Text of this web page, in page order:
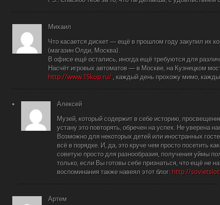
Михаил
Что касается дискет — ещё в прошлом году закупил их
(магазин Олди, Москва).
В офисе ещё остались, иногда ещё требуются для
Насчёт игровых автоматов — в Москве, на Кузнецком
http://www.15kop.ru/ , каждый день прохожу мимо,
Алексей
Музей, который содержит в себе историю,
устану это повторять, обречен на успех. Не уверена
Возможно для некоторых детей или иностранных
всё в порядке. И, да, это круче чем просто посетить
советую просто для разнообразия, получения уймы
только, если Вы готовы себе признаться, что ещё не
воспоминания также навеял этот блог: http://
Артем